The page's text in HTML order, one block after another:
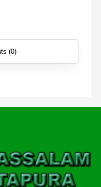
(0)